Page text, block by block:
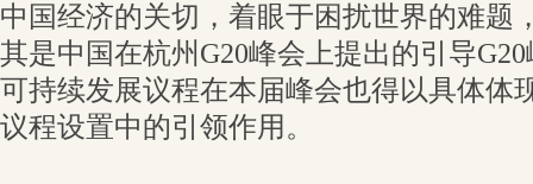
中国经济的关切，着眼于困扰世界的难题
其是中国在杭州G20峰会上提出的引导
可持续发展议程在本届峰会也得以具体体
议程设置中的引领作用。